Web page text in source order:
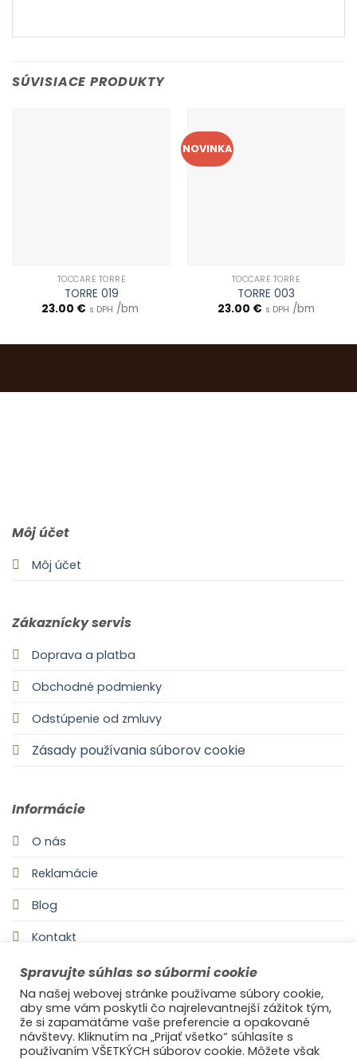
SÚVISIACE PRODUKTY
TOCCARE TORRE
TORRE 019
23.00 € s DPH /bm
NOVINKA
TOCCARE TORRE
TORRE 003
23.00 € s DPH /bm
Môj účet
Môj účet
Zákaznícky servis
Doprava a platba
Obchodné podmienky
Odstúpenie od zmluvy
Zásady používania súborov cookie
Informácie
O nás
Reklamácie
Blog
Kontakt
Spravujte súhlas so súbormi cookie
Na našej webovej stránke používame súbory cookie,
aby sme vám poskytli čo najrelevantnejší zážitok tým,
že si zapamätáme vaše preferencie a opakované
návštevy. Kliknutím na „Prijať všetko“ súhlasíte s
používaním VŠETKÝCH súborov cookie. Môžete však